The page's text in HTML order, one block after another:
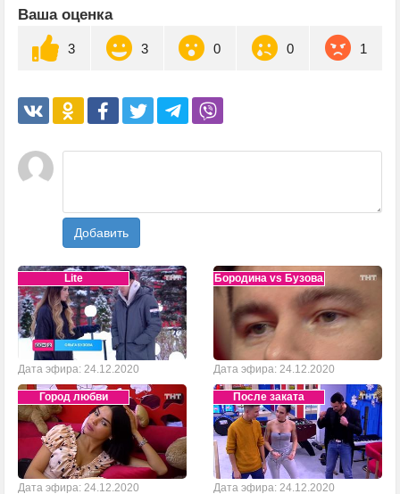
Ваша оценка
3 3 0 0 1
Добавить
Lite
Дата эфира: 24.12.2020
Бородина vs Бузова
Дата эфира: 24.12.2020
Город любви
Дата эфира: 24.12.2020
После заката
Дата эфира: 24.12.2020